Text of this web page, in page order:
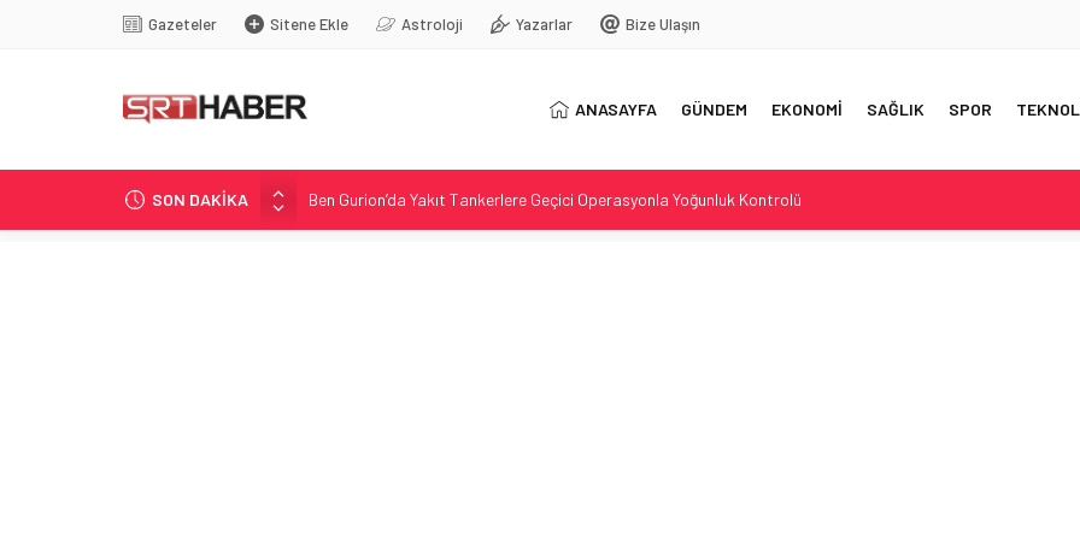
Gazeteler Sitene Ekle Astroloji Yazarlar Bize Ulaşın
ANASAYFA GÜNDEM EKONOMİ SAĞLIK SPOR
SON DAKİKA
Ben Gurion’da Yakıt Tankerlere Geçici Operasyonla Yoğunluk Kontrolü
Tahliye Davası ve Alt Kiralama İddiası: Reçber Çifti Ata Demirağ’a Karşı